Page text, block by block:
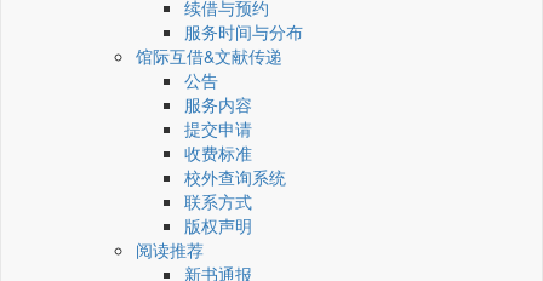
续借与预约
服务时间与分布
馆际互借&文献传递
公告
服务内容
提交申请
收费标准
校外查询系统
联系方式
版权声明
阅读推荐
新书通报